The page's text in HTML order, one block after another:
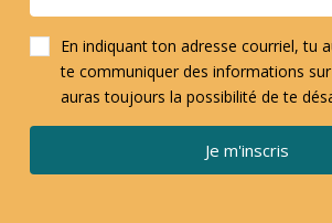
En indiquant ton adresse courriel, tu
te communiquer des informations
auras toujours la possibilité de te
Je m'inscris